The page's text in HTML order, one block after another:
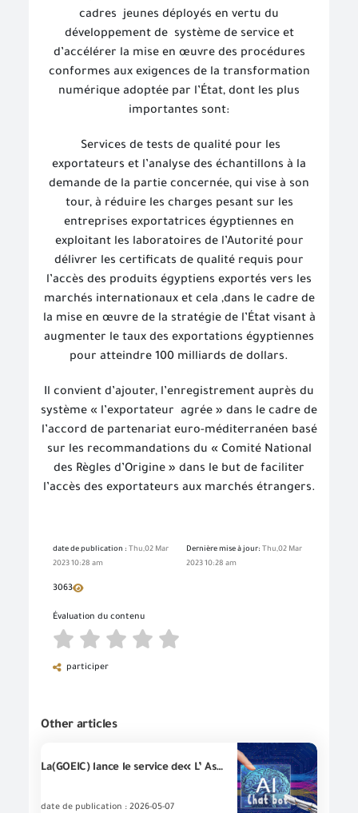
cadres
jeunes déployés en vertu du
développement de système de service et
d’accélérer la mise en œuvre des procédures
conformes aux exigences de la transformation
numérique adoptée par l’État, dont les plus
importantes sont:
Services de tests de qualité pour les
exportateurs et l’analyse des échantillons à la
demande de la partie concernée, qui vise à son
tour, à réduire les charges pesant sur les
entreprises exportatrices égyptiennes en
exploitant les laboratoires de l’Autorité pour
délivrer les certificats de qualité requis pour
l’accès des produits égyptiens exportés vers les
marchés internationaux et cela ,dans le cadre de
la mise en œuvre de la stratégie de l’État visant à
augmenter le taux des exportations égyptiennes
pour atteindre 100 milliards de dollars.
Il convient d’ajouter, l’enregistrement auprès du
système « l’exportateur agrée » dans le cadre de
l’accord de partenariat euro-méditerranéen basé
sur les recommandations du « Comité National
des Règles d’Origine » dans le but de faciliter
l’accès des exportateurs aux marchés étrangers.
date de publication : Thu,02 Mar
2023 10:28 am
Dernière mise à jour: Thu,02 Mar
2023 10:28 am
3063
Évaluation du contenu
participer
Other articles
La(GOEIC) lance le service de« L’ Assistant Intélligent» utilisant les technologies de "L’intelligence Artificielle" en coopération avec la société "Spectrum" pour les systems des Informations
date de publication : 2026-05-07